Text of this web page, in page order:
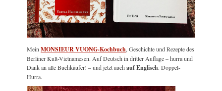
MeinMONSIEUR VUONG-Kochbuch, Geschichte und Rezepte des
Berliner Kult-Vietnamesen. Auf Deutsch in dritter Auflage – hurra und
Dank an alle Buchkäufer! – und jetzt auchauf Englisch. Doppel-
Hurra.